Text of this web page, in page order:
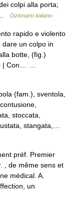
colpi alla porta;
…
Dizionario italiano
rapido e violento
un colpo in
botte, (fig.)
| Con… …
(fam.), sventola,
stoccata,
stangata,…
préf. Premier
, de même sens et
médical. A.
un